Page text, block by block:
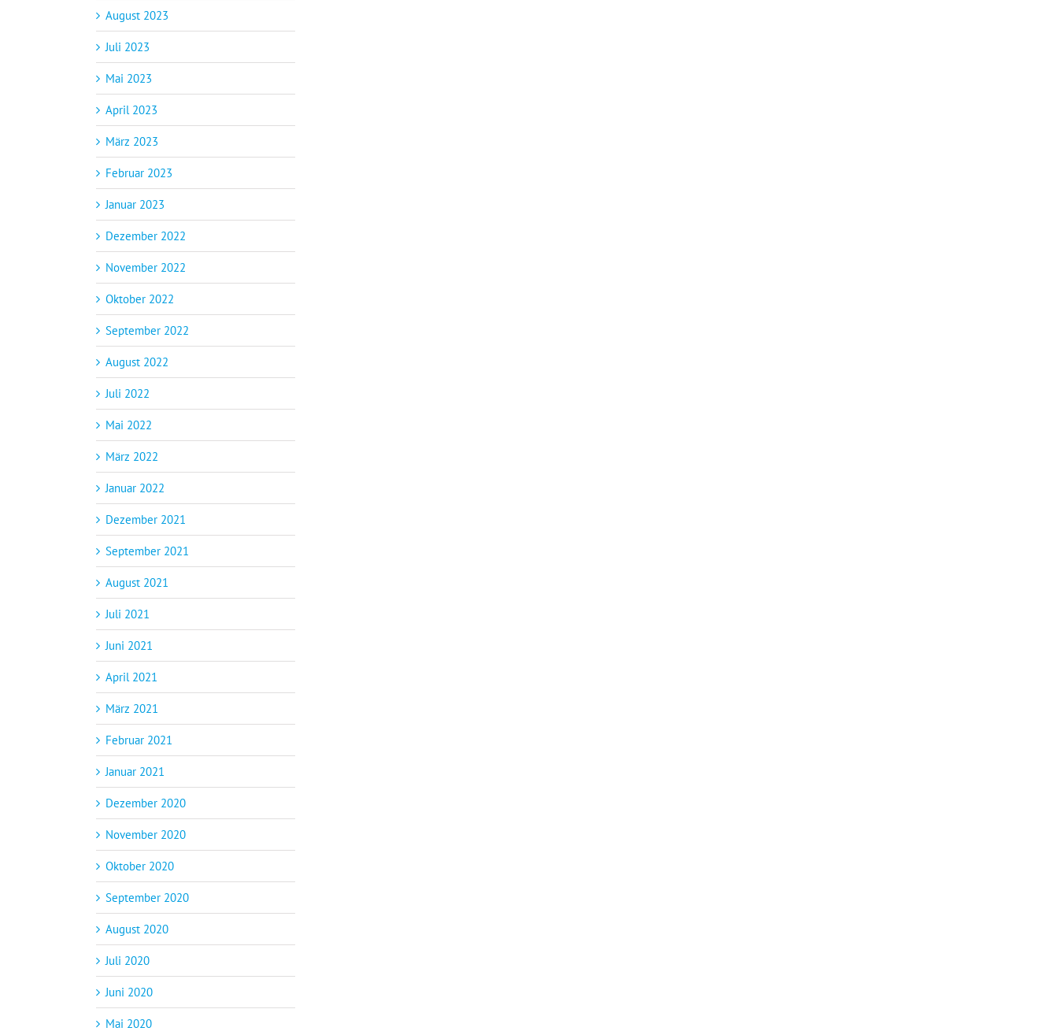
August 2023
Juli 2023
Mai 2023
April 2023
März 2023
Februar 2023
Januar 2023
Dezember 2022
November 2022
Oktober 2022
September 2022
August 2022
Juli 2022
Mai 2022
März 2022
Januar 2022
Dezember 2021
September 2021
August 2021
Juli 2021
Juni 2021
April 2021
März 2021
Februar 2021
Januar 2021
Dezember 2020
November 2020
Oktober 2020
September 2020
August 2020
Juli 2020
Juni 2020
Mai 2020